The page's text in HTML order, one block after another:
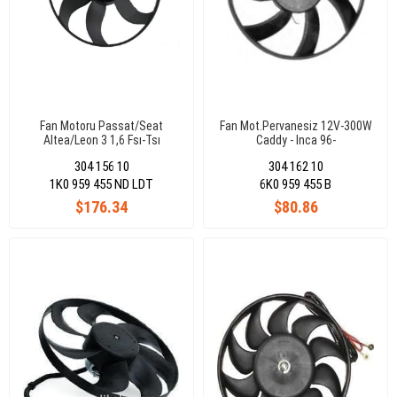
Fan Motoru Passat/Seat
Altea/Leon 3 1,6 Fsı-Tsı
304 156 10
$176.34
1K0 959 455 ND LDT
Fan Mot.Pervanesiz 12V-300W
Caddy - Inca 96-
304 162 10
$80.86
6K0 959 455 B